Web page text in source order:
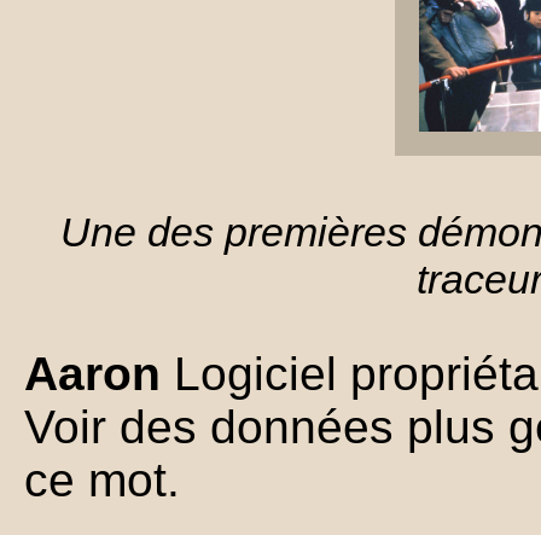
Une des premières
Aaron Logiciel
Voir des données plus
ce mot.